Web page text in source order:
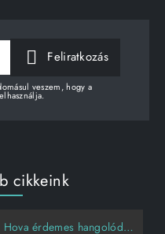
Feliratkozás
veszem, hogy a
cikkeink
Hova érdemes hangolódni idén nyáron?